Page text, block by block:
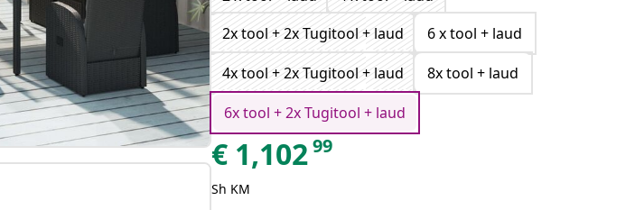
2x tool + 2x Tugitool + laud
6 x tool + laud
4x tool + 2x Tugitool + laud
8x tool + laud
6x tool + 2x Tugitool + laud
€ 1,10299
Sh KM